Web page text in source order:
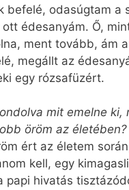
befelé, odasúgtam a
ott édesanyám. Ő,
ment tovább, ám
megállt az
egy rózsafüzért.
mit emelne ki,
öröm az életében?
ért az életem
kell, egy
papi hivatás